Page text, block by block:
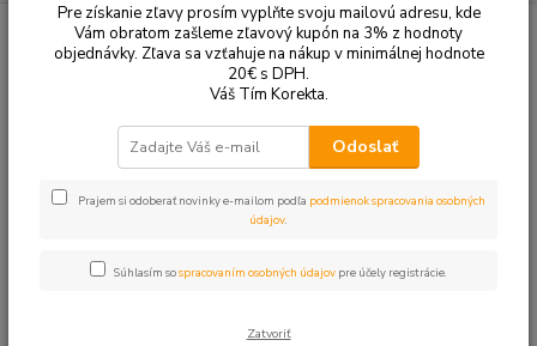
Tonery a náplne do tlačiarní Hewlett Packard
HP LaserJet
LaserJet MFP M140WE
LaserJet MFP M140WE
Upresniť parametre
strana
Pre získanie zľavy prosím vyplňte svoju mailovú adresu, kde
Vám obratom zašleme zľavový kupón na 3% z hodnoty
objednávky. Zľava sa vzťahuje na nákup v minimálnej hodnote
20€ s DPH.
Váš Tím Korekta.
Odoslať
Prajem si odoberať novinky e-mailom podľa podmienok spracovania osobných
údajov.
Súhlasím sospracovaním osobných údajov pre účely registrácie.
Zatvoriť